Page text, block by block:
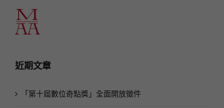
近期文章
「第十屆數位奇點獎」全面開放徵件